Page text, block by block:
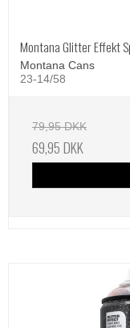
Montana Glitter Effekt
Montana Cans
23-14/58
79,95 DKK
69,95 DKK